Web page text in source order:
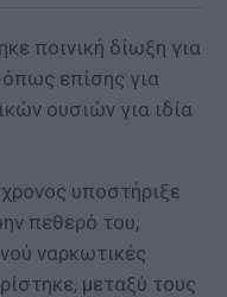
ποινική δίωξη για
επίσης για
ουσιών για ιδία
υποστήριξε
πεθερό του,
ναρκωτικές
μεταξύ τους